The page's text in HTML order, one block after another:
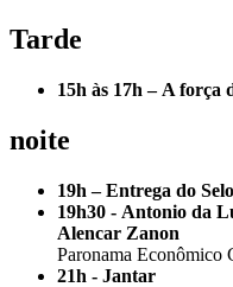
Tarde
15h às 17h – A força
noite
19h – Entrega do
19h30 - Antonio da
Alencar Zanon
Paronama Econômico
21h - Jantar